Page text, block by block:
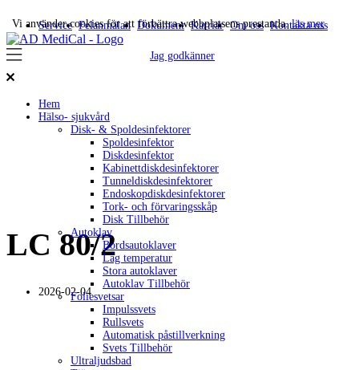
Vi använder cookies för att förbättra webbplatsens prestanda.läs mer
Jag godkänner
Service Felanmälan Dokument Karriär Om oss Kontakta oss
Hem
Hälso- sjukvård
Disk- & Spoldesinfektorer
Spoldesinfektor
Diskdesinfektor
Kabinettdiskdesinfektorer
Tunneldiskdesinfektorer
Endoskopdiskdesinfektorer
Tork- och förvaringsskåp
Disk Tillbehör
Autoklav
Bordsautoklaver
Låg temperatur
Stora autoklaver
Autoklav Tillbehör
Foliesvetsar
Impulssvets
Rullsvets
Automatisk påstillverkning
Svets Tillbehör
Ultraljudsbad
LC 80/2
2026-02-04